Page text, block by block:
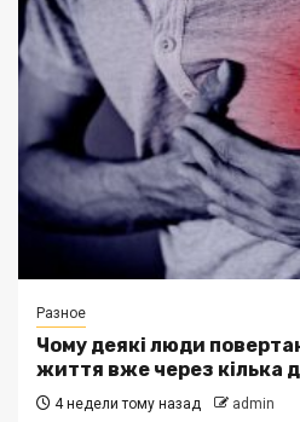
Разное
Чому деякі люди
життя вже через кілька
4 недели тому назад admin